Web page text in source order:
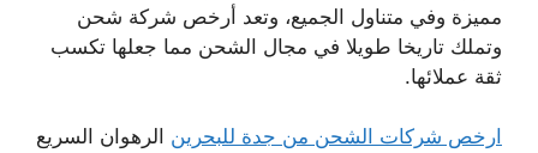
مميزة وفي متناول الجميع، وتعد أرخص شركة شحن
وتملك تاريخا طويلا في مجال الشحن مما جعلها تكسب
ثقة عملائها.
ارخص شركات الشحن من جدة للبحرين الرهوان السريع